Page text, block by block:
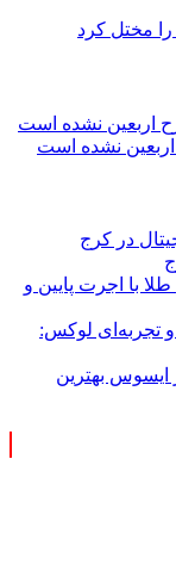
مختل کرد
در کرج
طلا با اجرت پایین و
و تجربه‌ای لوکس:
ایسوس بهترین